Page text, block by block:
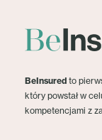
BeInsured to
który powstał w
kompetencjami z